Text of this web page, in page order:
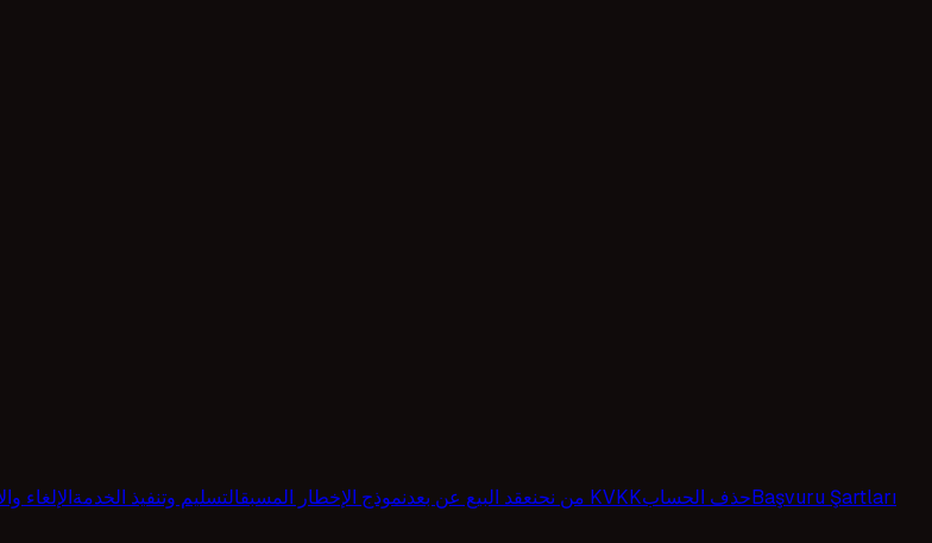
من نحنعقد البيع عن بعدنموذج الإخطار المسبقالتسليم وتنفيذ الخدمةالإلغاء إشعار الإفصاح بموجب قانون KVKKحذف الحسابBaşvuru Şartları